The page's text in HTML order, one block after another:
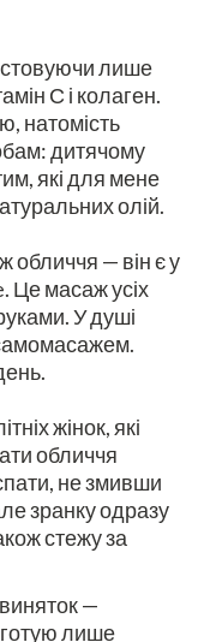
лише
С і колаген.
натомість
дитячому
які для мене
олій.
— він є у
Це масаж усіх
У душі
жінок, які
обличчя
не змивши
зранку одразу
стежу за
—
готую лише